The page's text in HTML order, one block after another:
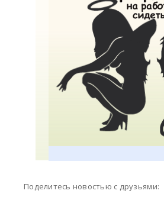
Поделитесь новостью с друзьями: